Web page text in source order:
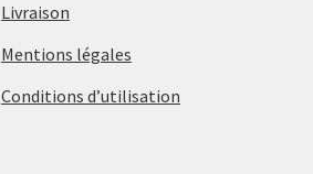
Livraison
Mentions légales
Conditions d’utilisation